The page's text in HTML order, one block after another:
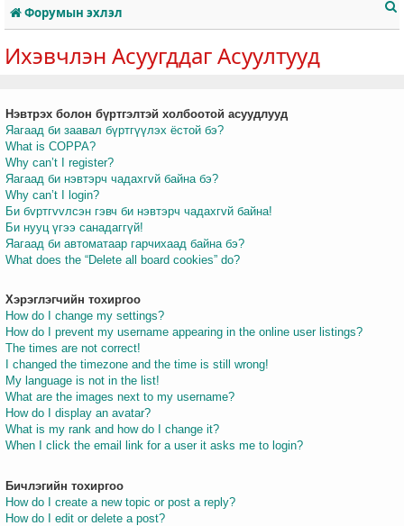
Форумын эхлэл
Ихэвчлэн Асуугддаг Асуултууд
Нэвтрэх болон бүртгэлтэй холбоотой асуудлууд
Яагаад би заавал бүртгүүлэх ёстой бэ?
What is COPPA?
Why can’t I register?
Яагаад би нэвтэрч чадахгvй байна бэ?
Why can’t I login?
Би бvртгvvлсэн гэвч би нэвтэрч чадахгvй байна!
Би нууц үгээ санадаггүй!
Яагаад би автоматаар гарчихаад байна бэ?
What does the “Delete all board cookies” do?
Хэрэглэгчийн тохиргоо
How do I change my settings?
How do I prevent my username appearing in the online user listings?
The times are not correct!
I changed the timezone and the time is still wrong!
My language is not in the list!
What are the images next to my username?
How do I display an avatar?
What is my rank and how do I change it?
When I click the email link for a user it asks me to login?
Бичлэгийн тохиргоо
How do I create a new topic or post a reply?
How do I edit or delete a post?